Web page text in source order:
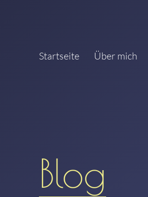
Startseite Über mich
Blog